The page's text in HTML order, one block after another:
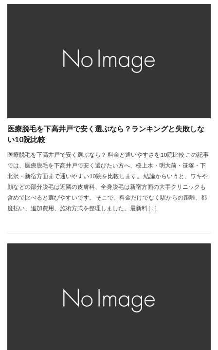
医療脱毛を下高井戸で安く選ぶなら？ランキングと失敗しな
い10院比較
医療脱毛を下高井戸で安く選ぶなら？ 料金と通いやすさを10院比較 この記事
では、医療脱毛を下高井戸で安く選びたい方へ、桜上水・明大前・笹塚・下
北沢・新宿方面まで通いやすい10院を比較します。 結論からいうと、ワキや
顔などの部分脱毛は近隣の皮膚科、全身脱毛は新宿方面の大手クリニックも
含めて比べると選びやすいです。 そこで、料金だけでなく駅からの距離、都
度払い、追加費用、施術方式を整理しました。最新料 […]